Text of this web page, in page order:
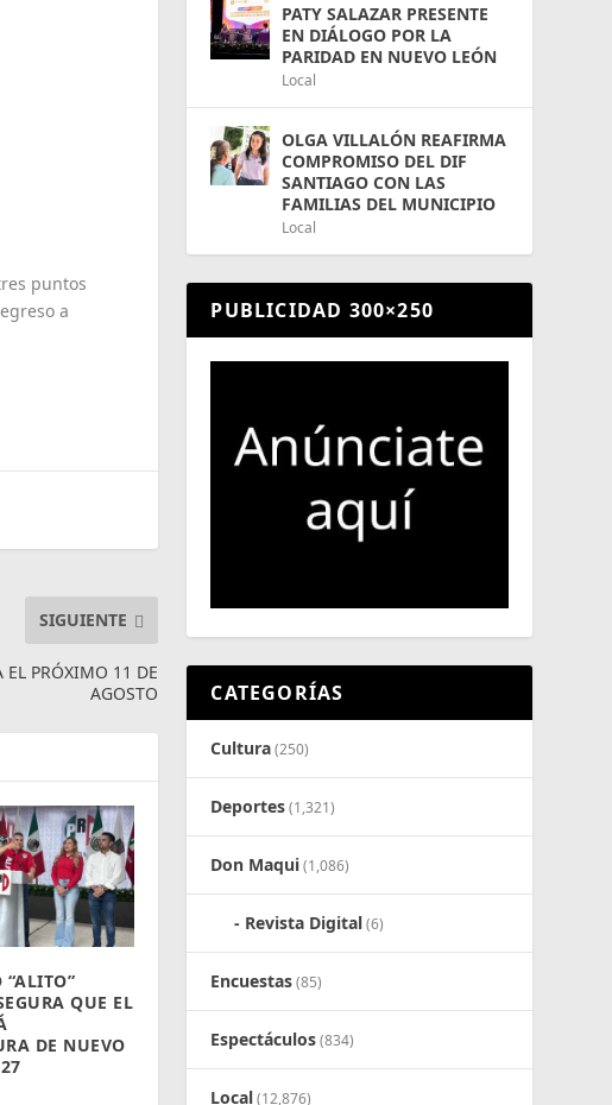
puntos
a
SIGUIENTE
EL PRÓXIMO 11 DE
AGOSTO
“ALITO”
QUE EL
DE NUEVO
PATY SALAZAR PRESENTE
EN DIÁLOGO POR LA
PARIDAD EN NUEVO LEÓN
Local
OLGA VILLALÓN REAFIRMA
COMPROMISO DEL DIF
SANTIAGO CON LAS
FAMILIAS DEL MUNICIPIO
Local
PUBLICIDAD 300×250
CATEGORÍAS
Cultura(250)
Deportes(1,321)
Don Maqui(1,086)
Revista Digital(6)
Encuestas(85)
Espectáculos(834)
Local(12,876)